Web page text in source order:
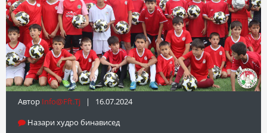
Автор Info@fft.tj | 16.07.2024
Назари худро бинависед